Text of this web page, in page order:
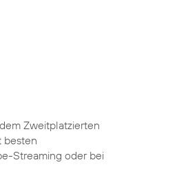
Zweitplatzierten
besten
Streaming oder bei